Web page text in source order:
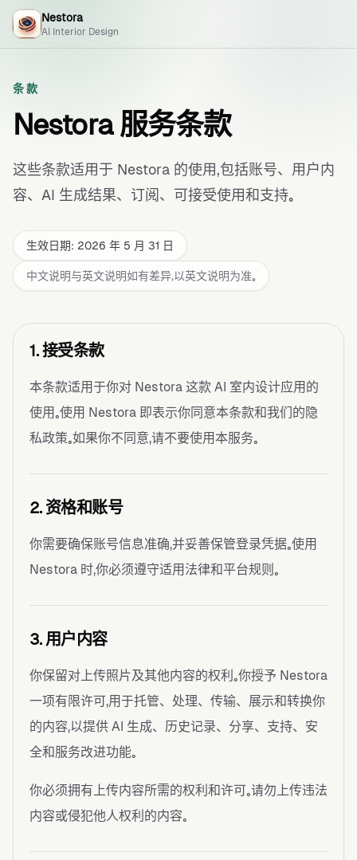
Nestora
AI Interior Design
条款
Nestora 服务条款
这些条款适用于 Nestora 的使用，包括账号、用户内
容、AI 生成结果、订阅、可接受使用和支持。
生效日期: 2026 年 5 月 31 日
中文说明与英文说明如有差异，以英文说明为准。
1. 接受条款
本条款适用于你对 Nestora 这款 AI 室内设计应用的
使用。使用 Nestora 即表示你同意本条款和我们的隐
私政策。如果你不同意，请不要使用本服务。
2. 资格和账号
你需要确保账号信息准确，并妥善保管登录凭据。使用
Nestora 时，你必须遵守适用法律和平台规则。
3. 用户内容
你保留对上传照片及其他内容的权利。你授予 Nestora
一项有限许可，用于托管、处理、传输、展示和转换你
的内容，以提供 AI 生成、历史记录、分享、支持、安
全和服务改进功能。
你必须拥有上传内容所需的权利和许可。请勿上传违法
内容或侵犯他人权利的内容。